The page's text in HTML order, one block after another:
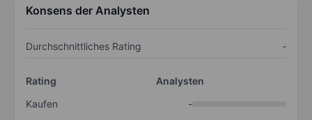
Konsens der Analysten
Durchschnittliches Rating -
Rating
Analysten
Kaufen
-